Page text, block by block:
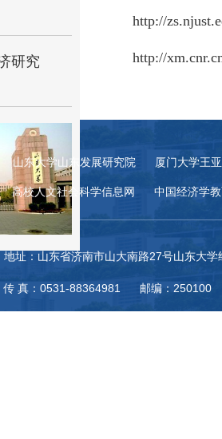
研究
http://
http://
山东大学山东发展研究院 厦门大学王
高校人文社会科学信息网 中国经济学
：山东省济南市山大南路27号山东大学
真：0531-88364981 邮编：250100